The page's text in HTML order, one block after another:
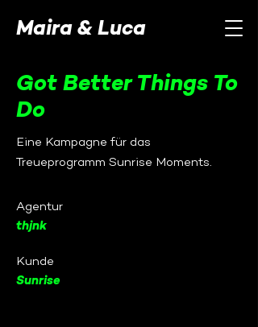
Maira & Luca
Got Better Things To
Do
Eine Kampagne für das
Treueprogramm Sunrise Moments.
Agentur
thjnk
Kunde
Sunrise